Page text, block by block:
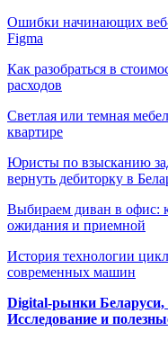
Ошибки начинающих веб-
Figma
Как разобраться в
расходов
Светлая или темная
квартире
Юристы по взысканию
вернуть дебиторку в
Выбираем диван в офис:
ожидания и приемной
История технологии
современных машин
Digital-рынки Беларуси,
Исследование и